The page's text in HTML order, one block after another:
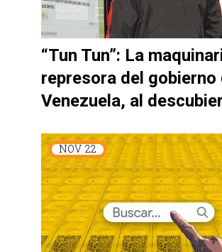
“Tun Tun”: La
represora del gobierno
Venezuela, al
NOV 22